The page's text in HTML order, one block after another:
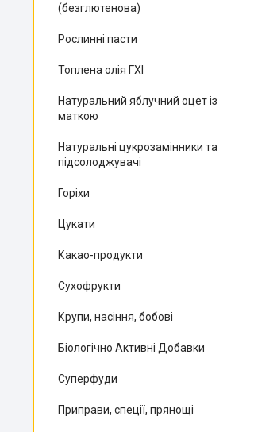
(безглютенова)
Рослинні пасти
Топлена олія ГХІ
Натуральний яблучний оцет із
маткою
Натуральні цукрозамінники та
підсолоджувачі
Горіхи
Цукати
Какао-продукти
Сухофрукти
Крупи, насіння, бобові
Біологічно Активні Добавки
Суперфуди
Приправи, спеції, прянощі